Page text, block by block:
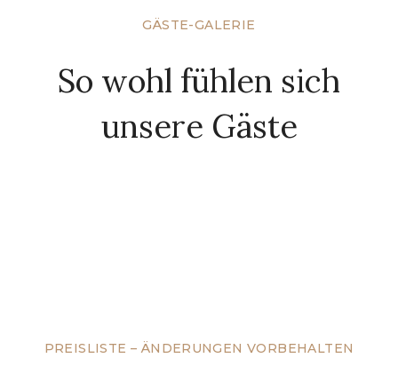
GÄSTE-GALERIE
So wohl fühlen sich
unsere Gäste
PREISLISTE – ÄNDERUNGEN VORBEHALTEN